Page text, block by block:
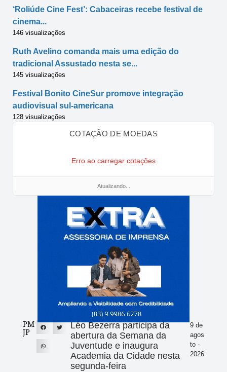
‘Roliúde Cine Fest’: Cabaceiras recebe festival de
cinema...
146 visualizações
Ruth Avelino comanda mais uma edição do
tradicional Assustado nesta se...
145 visualizações
Festival Bonito CineSur promove integração
audiovisual sul-americana
128 visualizações
COTAÇÃO DE MOEDAS
Erro ao carregar cotações
Atualizando...
PM
JP
Léo Bezerra participa da
abertura da Semana da
Juventude e inaugura
Academia da Cidade nesta
segunda-feira
9 de
agos
to -
2026